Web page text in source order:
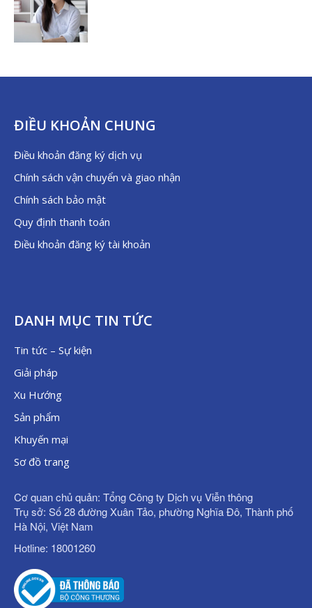
ĐIỀU KHOẢN CHUNG
Điều khoản đăng ký dịch vụ
Chính sách vận chuyển và giao nhận
Chính sách bảo mật
Quy định thanh toán
Điều khoản đăng ký tài khoản
DANH MỤC TIN TỨC
Tin tức – Sự kiện
Giải pháp
Xu Hướng
Sản phẩm
Khuyến mại
Sơ đồ trang
Cơ quan chủ quản: Tổng Công ty Dịch vụ Viễn thông
Trụ sở: Số 28 đường Xuân Tảo, phường Nghĩa Đô, Thành phố
Hà Nội, Việt Nam
Hotline: 18001260